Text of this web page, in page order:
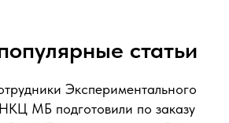
статьи
Экспериментального
МБ подготовили по заказу